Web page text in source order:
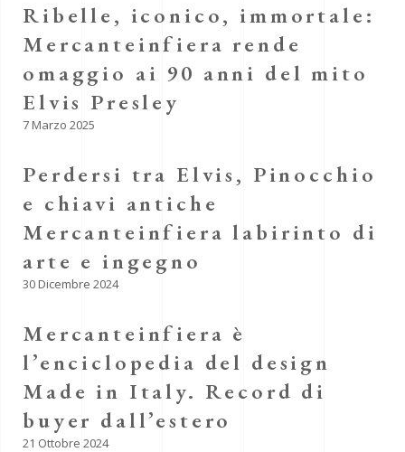
Ribelle, iconico, immortale:
Mercanteinfiera rende
omaggio ai 90 anni del mito
Elvis Presley
7 Marzo 2025
Perdersi tra Elvis, Pinocchio
e chiavi antiche
Mercanteinfiera labirinto di
arte e ingegno
30 Dicembre 2024
Mercanteinfiera è
l’enciclopedia del design
Made in Italy. Record di
buyer dall’estero
21 Ottobre 2024